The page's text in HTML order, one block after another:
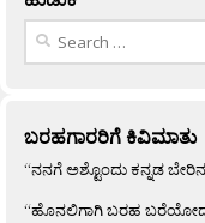
Search
ಬರಹಗಾರರಿಗೆ ಕಿವಿಮಾತು
“ನನಗೆ ಅಶ್ಟೊಂದು ಕನ್ನಡ
“ಹೊನಲಿಗಾಗಿ ಬರಹ ಬರೆಯೋದು